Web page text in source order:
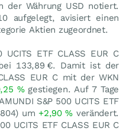
der Währung USD notiert.
aufgelegt, avisiert einen
Aktien zugeordnet.
ETF CLASS EUR C
133,89 €. Damit ist der
EUR C mit der WKN
%gestiegen. Auf 7 Tage
S&P 500 UCITS ETF
um +2,90% verändert.
UCITS ETF CLASS EUR C